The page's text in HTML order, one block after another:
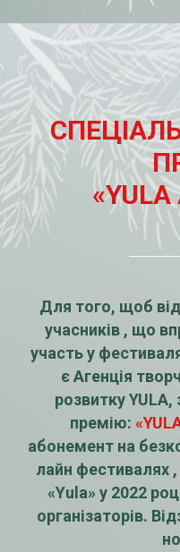
«YULA
Для того, щоб
учасників , що
участь у
є Агенція
розвитку YULA,
премію:
абонемент на
лайн фестивалях ,
«Yula» у 2022
організаторів.